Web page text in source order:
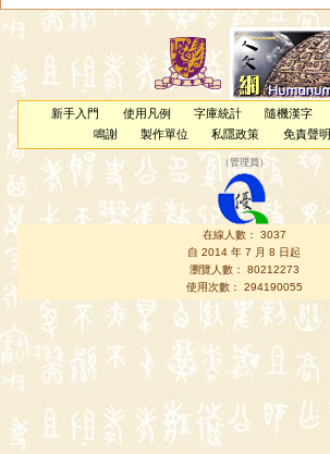
新手入門 使用凡例 字庫統計 隨機漢字
鳴謝
製作單位 私隱政策 免責聲明
（管理員 ）
在線人數： 3037
自 2014 年 7 月 8 日起
瀏覽人數： 80212273
使用次數： 294190055